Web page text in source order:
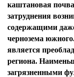
каштановая
затруднения
содержащими
чернозема
является
региона.
загрязненными